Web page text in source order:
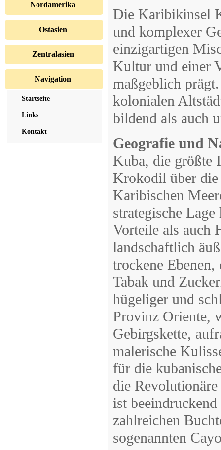
Nordamerika
Ostasien
Zentralasien
Navigation
Startseite
Links
Kontakt
Die Karibikinsel
und komplexer
einzigartigen
Kultur und einer
maßgeblich
kolonialen
bildend als auch
Geografie und
Kuba, die größte
Krokodil über die
Karibischen
strategische
Vorteile als auch
landschaftlich
trockene
Tabak und
hügeliger und
Provinz Oriente,
Gebirgskette,
malerische
für die
die
ist
zahlreichen
sogenannten